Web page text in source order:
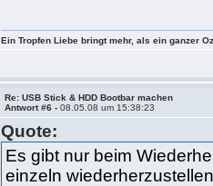
Ein Tropfen Liebe bringt mehr, als ein ganzer
Re: USB Stick & HDD Bootbar machen
Antwort #6 -08.05.08 um 15:38:23
Quote:
Es gibt nur beim
einzeln